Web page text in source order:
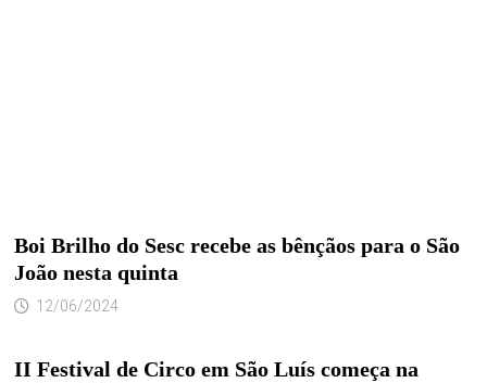
Boi Brilho do Sesc recebe as bênçãos para o São
João nesta quinta
12/06/2024
II Festival de Circo em São Luís começa na